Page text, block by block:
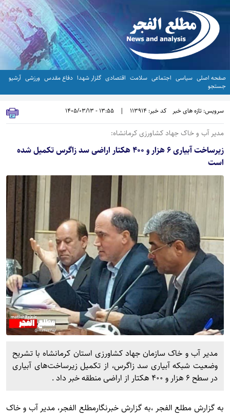
صفحه اصلی سیاسی اجتماعی سلامت اقتصادی گلزار شهدا دفاع مقدس ورزشی آرشیو
جستجو
سرویس: تازه های خبر کد خبر: 113914 |
13:55 - 1405/03/13
مدیر آب و خاک جهاد کشاورزی کرمانشاه:
زیرساخت آبیاری ۶ هزار و ۴۰۰ هکتار اراضی سد زاگرس تکمیل شده
است
مدیر آب و خاک سازمان جهاد کشاورزی استان کرمانشاه با تشریح
وضعیت شبکه آبیاری سد زاگرس، از تکمیل زیرساخت‌های آبیاری
در سطح ۶ هزار و ۴۰۰ هکتار از اراضی منطقه خبر داد .
به گزارش مطلع الفجر ،به گزارش خبرنگارمطلع الفجر، مدیر آب و خاک